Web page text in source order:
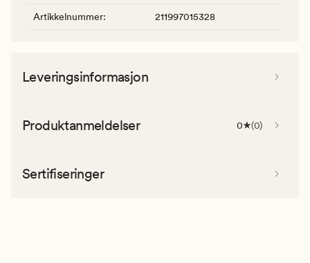
Artikkelnummer: 211997015328
Leveringsinformasjon
Produktanmeldelser 0 (0)
Sertifiseringer